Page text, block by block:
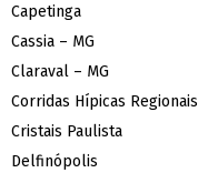
Capetinga
Cassia – MG
Claraval – MG
Corridas Hípicas Regionais
Cristais Paulista
Delfinópolis